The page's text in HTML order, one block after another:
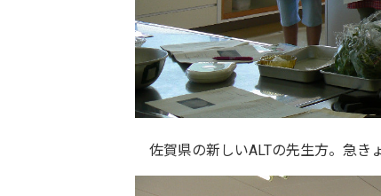
佐賀県の新しいALTの先生方。急き